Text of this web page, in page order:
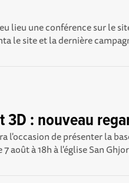
lieu une conférence sur le
le site et la dernière
3D : nouveau
l'occasion de présenter la
août à 18h à l'église San